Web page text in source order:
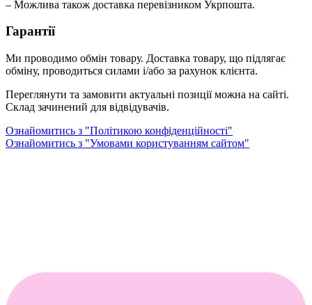
– Можлива також доставка перевізником Укрпошта.
Гарантії
Ми проводимо обмін товару. Доставка товару, що підлягає
обміну, проводиться силами і/або за рахунок клієнта.
Переглянути та замовити актуальні позиції можна на сайті.
Склад зачинений для відвідувачів.
Ознайомитись з "Політикою конфіденційності"
Ознайомитись з "Умовами користуванням сайтом"